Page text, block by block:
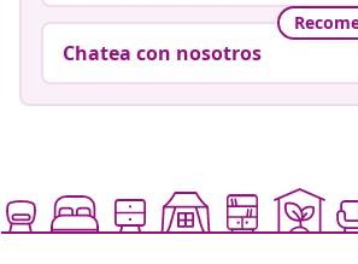
Chatea con nosotros